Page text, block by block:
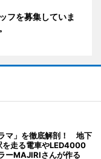
フを募集していま
マ」を徹底解剖！ 地下
を走る電車やLED4000
ーMAJIRIさんが作る